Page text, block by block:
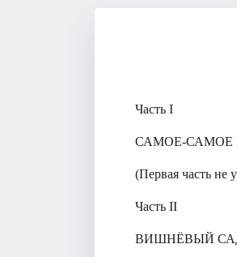
Часть I
САМОЕ-САМОЕ
(Первая часть не
Часть II
ВИШНЁВЫЙ